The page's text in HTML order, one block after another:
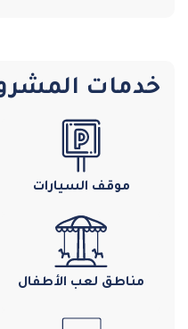
خدمات
موقف السيارات
مناطق لعب الأطفال